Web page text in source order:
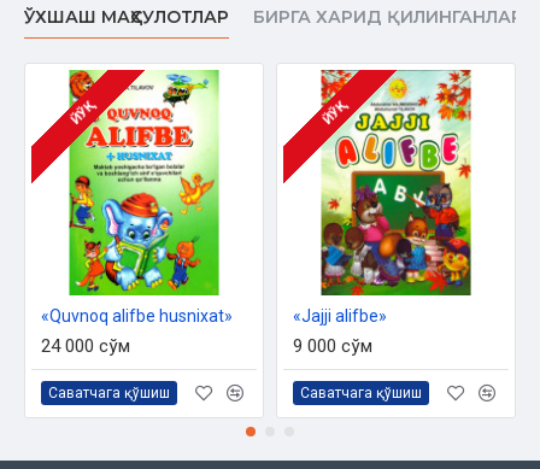
ЎХШАШ МАҲСУЛОТЛАР БИРГА ХАРИД ҚИЛИНГАНЛАР
ЙЎҚ
«Quvnoq alifbe husnixat»
24 000 сўм
Саватчага қўшиш
ЙЎҚ
«Jajji alifbe»
9 000 сўм
Саватчага қўшиш